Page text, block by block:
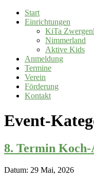
Start
Einrichtungen
KiTa
Nimmerland
Aktive Kids
Anmeldung
Termine
Verein
Förderung
Kontakt
Event-
8. Termin
Datum: 29 Mai, 2026